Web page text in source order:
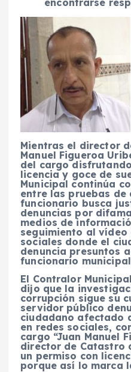
Mientras el director
Manuel Figueroa
del cargo
licencia y goce de
Municipal continúa
entre las pruebas de
funcionario busca
denuncias por
medios de
seguimiento al
sociales donde el
denuncia presuntos
funcionario
El Contralor
dijo que la
corrupción sigue su
servidor público
ciudadano afectado
en redes sociales,
cargo “Juan Manuel
director de Catastro
un permiso con
porque así lo marca